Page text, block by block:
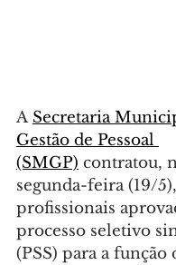
A Secretaria
Gestão de Pessoal
(SMGP) contratou,
segunda-feira (19/
profissionais
processo seletivo
(PSS) para a função